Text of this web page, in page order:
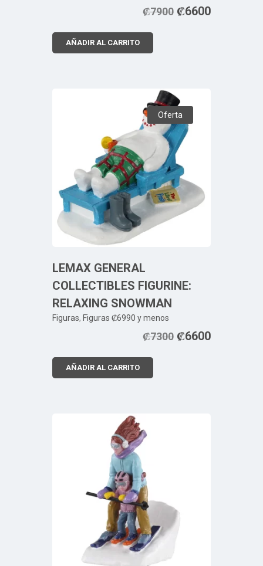
₡7900 ₡6600
AÑADIR AL CARRITO
Oferta
LEMAX GENERAL
COLLECTIBLES FIGURINE:
RELAXING SNOWMAN
Figuras, Figuras ₡6990 y menos
₡7300 ₡6600
AÑADIR AL CARRITO